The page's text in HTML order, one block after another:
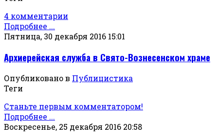
4 комментарии
Подробнее ...
Пятница, 30 декабря 2016 15:01
Архиерейская служба в Свято-Вознесенском храме
Опубликовано в Публицистика
Теги
Станьте первым комментатором!
Подробнее ...
Воскресенье, 25 декабря 2016 20:58